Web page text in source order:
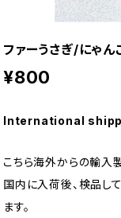
ファーうさぎ/にゃん
¥800
International
こちら海外からの輸入
国内に入荷後、検品し
ます。